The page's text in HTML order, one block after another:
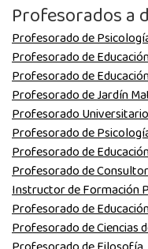
Profesorados a
Profesorado de
Profesorado de
Profesorado de
Profesorado de Jardín
Profesorado Universitario
Profesorado de
Profesorado de
Profesorado de
Instructor de Formación
Profesorado de
Profesorado de Ciencias